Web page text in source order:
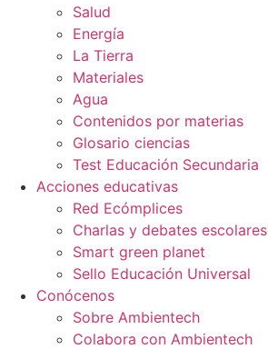
Salud
Energía
La Tierra
Materiales
Agua
Contenidos por materias
Glosario ciencias
Test Educación Secundaria
Acciones educativas
Red Ecómplices
Charlas y debates escolares
Smart green planet
Sello Educación Universal
Conócenos
Sobre Ambientech
Colabora con Ambientech